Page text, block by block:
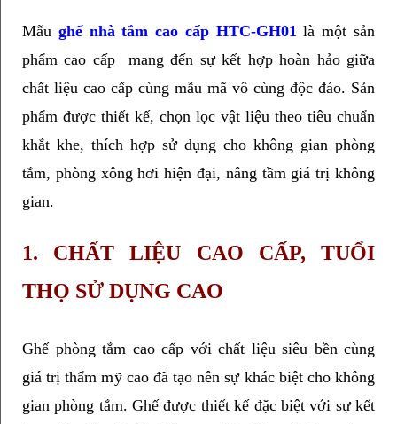
Mẫu ghế nhà tắm cao cấp HTC-GH01 là một sản
phẩm cao cấp  mang đến sự kết hợp hoàn hảo giữa
chất liệu cao cấp cùng mẫu mã vô cùng độc đáo. Sản
phẩm được thiết kế, chọn lọc vật liệu theo tiêu chuẩn
khắt khe, thích hợp sử dụng cho không gian phòng
tắm, phòng xông hơi hiện đại, nâng tầm giá trị không
gian.
1. CHẤT LIỆU CAO CẤP, TUỔI
THỌ SỬ DỤNG CAO
Ghế phòng tắm cao cấp với chất liệu siêu bền cùng
giá trị thẩm mỹ cao đã tạo nên sự khác biệt cho không
gian phòng tắm. Ghế được thiết kế đặc biệt với sự kết